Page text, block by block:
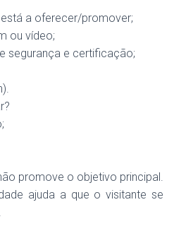
a oferecer/promover;
ou vídeo;
segurança e certificação;
promove o objetivo principal.
ajuda a que o visitante se